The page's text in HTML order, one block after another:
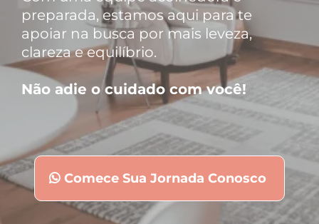
preparada, estamos aqui para te
apoiar na busca por mais leveza,
clareza e equilíbrio.
Não adie o cuidado com você!
Comece Sua Jornada Conosco